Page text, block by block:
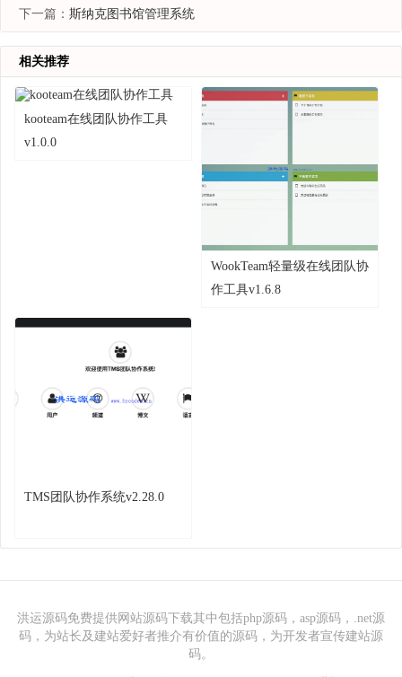
下一篇： 斯纳克图书馆管理系统
相关推荐
kooteam在线团队协作工具
v1.0.0
WookTeam轻量级在线团队协
作工具v1.6.8
TMS团队协作系统v2.28.0
洪运源码免费提供网站源码下载其中包括php源码，asp源码，.net源
码，为站长及建站爱好者推介有价值的源码，为开发者宣传建站源
码。